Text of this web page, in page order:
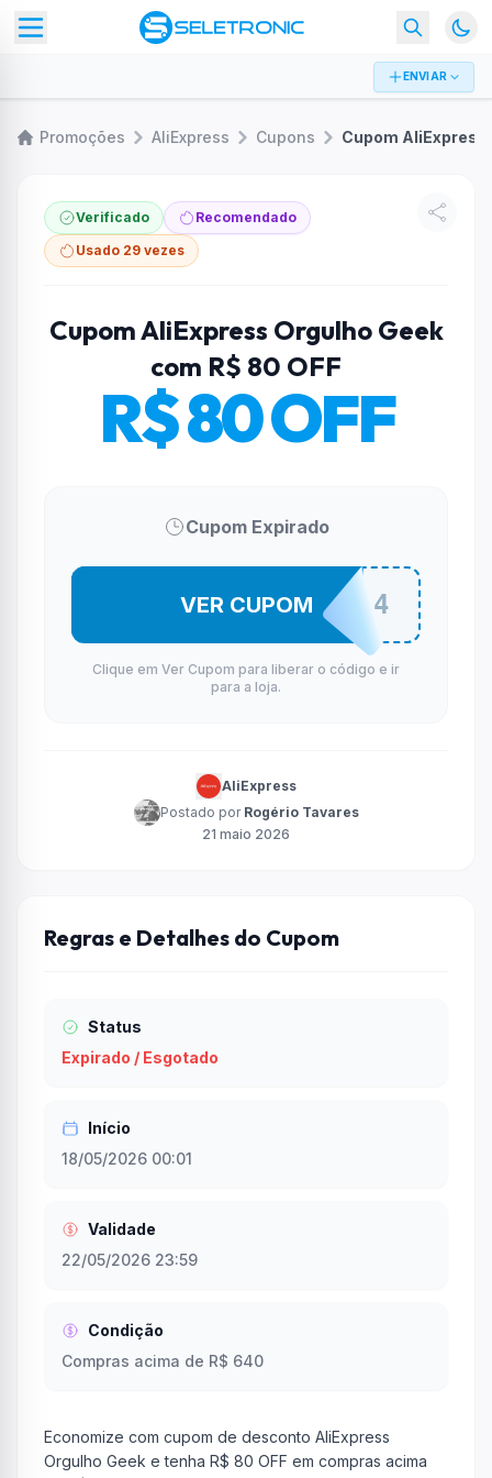
ENVIAR
Promoções AliExpress Cupons
Verificado
Recomendado
Usado 29 vezes
Cupom AliExpress Orgulho Geek
com R$ 80 OFF
R$ 80 OFF
Cupom Expirado
GEEK04
VER CUPOM
Clique em Ver Cupom para liberar o código e ir
para a loja.
AliExpress
Postado por Rogério Tavares
21 maio 2026
Regras e Detalhes do Cupom
Status
Expirado / Esgotado
Início
18/05/2026 00:01
Validade
22/05/2026 23:59
Condição
Compras acima de R$ 640
Economize com cupom de desconto AliExpress
Orgulho Geek e tenha R$ 80 OFF em compras acima